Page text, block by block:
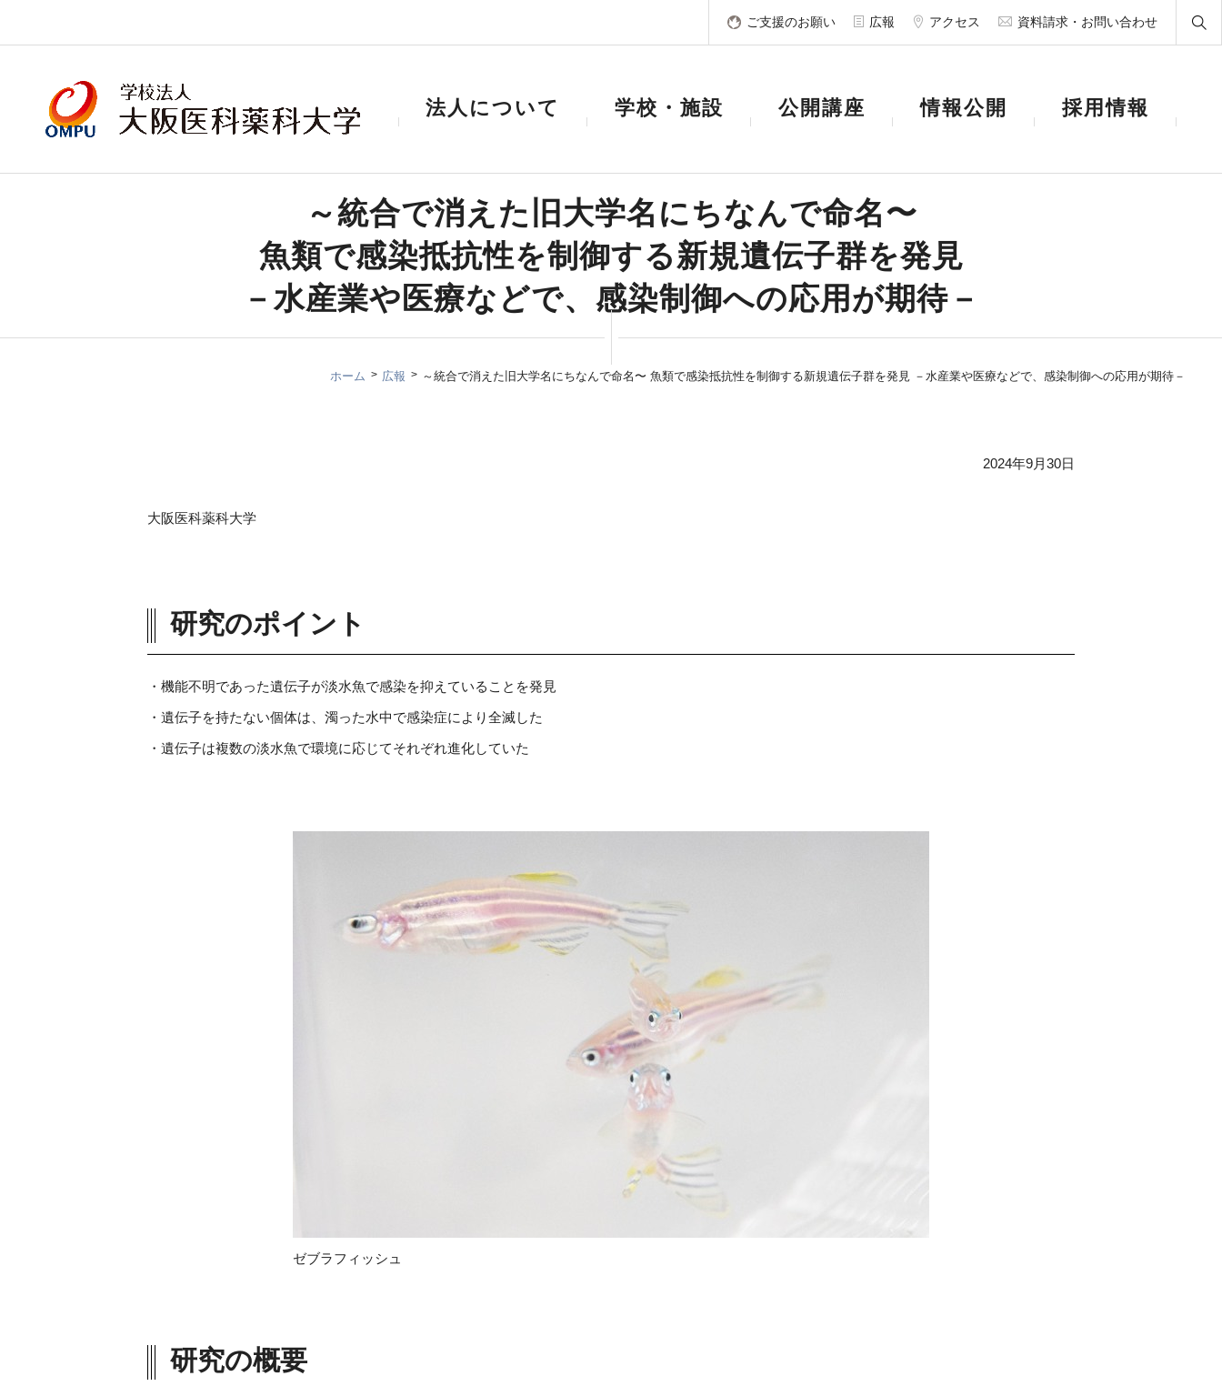
ご支援のお願い 広報 アクセス 資料請求・お問い合わせ
法人について 学校・施設 公開講座 情報公開 採用情報
～統合で消えた旧大学名にちなんで命名〜
魚類で感染抵抗性を制御する新規遺伝子群を発見
－水産業や医療などで、感染制御への応用が期待－
ホーム 広報 ～統合で消えた旧大学名にちなんで命名〜 魚類で感染抵抗性を制御する新規遺伝子群を発見 －水産業や医療などで、感染制御への応用が期待－
2024年9月30日
大阪医科薬科大学
研究のポイント
機能不明であった遺伝子が淡水魚で感染を抑えていることを発見
遺伝子を持たない個体は、濁った水中で感染症により全滅した
遺伝子は複数の淡水魚で環境に応じてそれぞれ進化していた
ゼブラフィッシュ
研究の概要